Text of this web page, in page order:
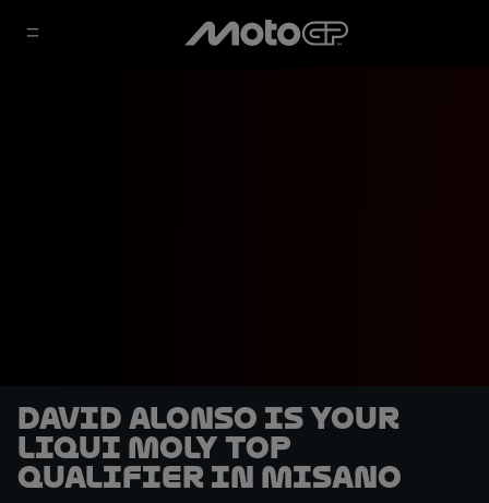
David Alonso is your
Liqui Moly top
qualifier in Misano